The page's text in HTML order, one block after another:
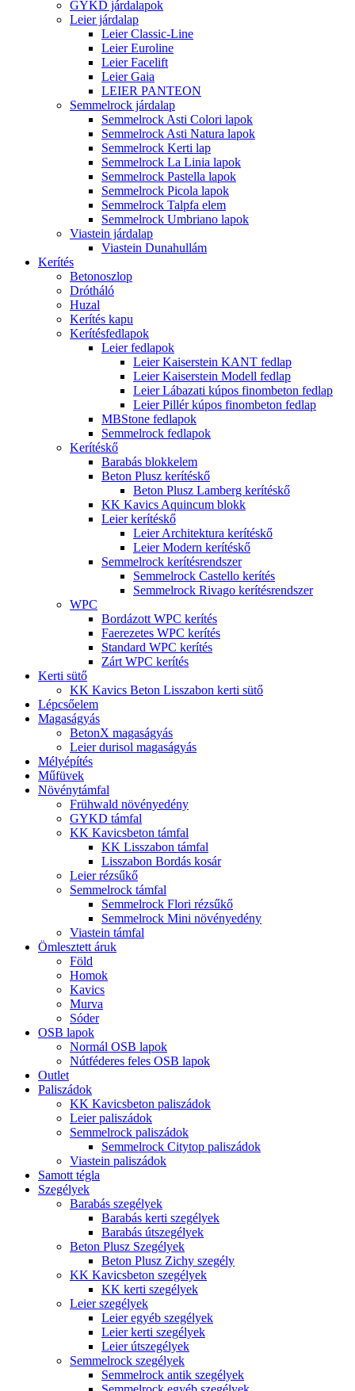
GYKD járdalapok
Leier járdalap
Leier Classic-Line
Leier Euroline
Leier Facelift
Leier Gaia
LEIER PANTEON
Semmelrock járdalap
Semmelrock Asti Colori lapok
Semmelrock Asti Natura lapok
Semmelrock Kerti lap
Semmelrock La Linia lapok
Semmelrock Pastella lapok
Semmelrock Picola lapok
Semmelrock Talpfa elem
Semmelrock Umbriano lapok
Viastein járdalap
Viastein Dunahullám
Kerítés
Betonoszlop
Drótháló
Huzal
Kerítés kapu
Kerítésfedlapok
Leier fedlapok
Leier Kaiserstein KANT fedlap
Leier Kaiserstein Modell fedlap
Leier Lábazati kúpos finombeton fedlap
Leier Pillér kúpos finombeton fedlap
MBStone fedlapok
Semmelrock fedlapok
Kerítéskő
Barabás blokkelem
Beton Plusz kerítéskő
Beton Plusz Lamberg kerítéskő
KK Kavics Aquincum blokk
Leier kerítéskő
Leier Architektura kerítéskő
Leier Modern kerítéskő
Semmelrock kerítésrendszer
Semmelrock Castello kerítés
Semmelrock Rivago kerítésrendszer
WPC
Bordázott WPC kerítés
Faerezetes WPC kerítés
Standard WPC kerítés
Zárt WPC kerítés
Kerti sütő
KK Kavics Beton Lisszabon kerti sütő
Lépcsőelem
Magaságyás
BetonX magaságyás
Leier durisol magaságyás
Mélyépítés
Műfüvek
Növénytámfal
Frühwald növényedény
GYKD támfal
KK Kavicsbeton támfal
KK Lisszabon támfal
Lisszabon Bordás kosár
Leier rézsűkő
Semmelrock támfal
Semmelrock Flori rézsűkő
Semmelrock Mini növényedény
Viastein támfal
Ömlesztett áruk
Föld
Homok
Kavics
Murva
Sóder
OSB lapok
Normál OSB lapok
Nútféderes feles OSB lapok
Outlet
Paliszádok
KK Kavicsbeton paliszádok
Leier paliszádok
Semmelrock paliszádok
Semmelrock Citytop paliszádok
Viastein paliszádok
Samott tégla
Szegélyek
Barabás szegélyek
Barabás kerti szegélyek
Barabás útszegélyek
Beton Plusz Szegélyek
Beton Plusz Zichy szegély
KK Kavicsbeton szegélyek
KK kerti szegélyek
Leier szegélyek
Leier egyéb szegélyek
Leier kerti szegélyek
Leier útszegélyek
Semmelrock szegélyek
Semmelrock antik szegélyek